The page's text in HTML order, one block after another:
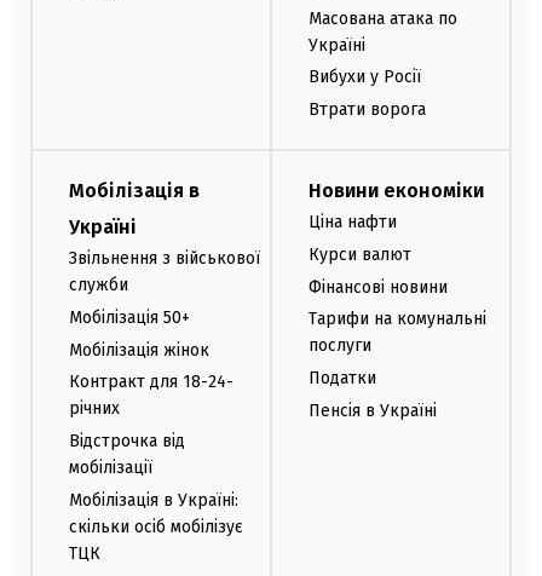
Масована атака по
Україні
Вибухи у Росії
Втрати ворога
Мобілізація в
Україні
Звільнення з військової
служби
Мобілізація 50+
Мобілізація жінок
Контракт для 18-24-
річних
Відстрочка від
мобілізації
Мобілізація в Україні:
скільки осіб мобілізує
ТЦК
Новини економіки
Ціна нафти
Курси валют
Фінансові новини
Тарифи на комунальні
послуги
Податки
Пенсія в Україні